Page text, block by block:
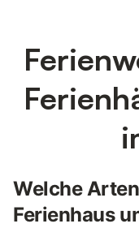
Welche
Ferienhaus